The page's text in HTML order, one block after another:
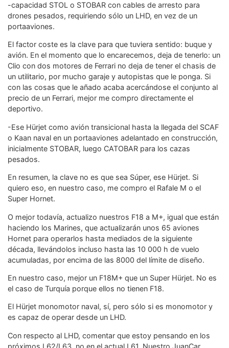
-capacidad STOL o STOBAR con cables de arresto para
drones pesados, requiriendo sólo un LHD, en vez de un
portaaviones.
El factor coste es la clave para que tuviera sentido: buque y
avión. En el momento que lo encarecemos, deja de tenerlo: un
Clio con dos motores de Ferrari no deja de tener el chasis de
un utilitario, por mucho garaje y autopistas que le ponga. Si
con las cosas que le añado acaba acercándose el conjunto al
precio de un Ferrari, mejor me compro directamente el
deportivo.
-Ese Hürjet como avión transicional hasta la llegada del SCAF
o Kaan naval en un portaaviones adelantado en construcción,
inicialmente STOBAR, luego CATOBAR para los cazas
pesados.
En resumen, la clave no es que sea Súper, ese Hürjet. Si
quiero eso, en nuestro caso, me compro el Rafale M o el
Super Hornet.
O mejor todavía, actualizo nuestros F18 a M+, igual que están
haciendo los Marines, que actualizarán unos 65 aviones
Hornet para operarlos hasta mediados de la siguiente
década, llevándolos incluso hasta las 10 000 h de vuelo
acumuladas, por encima de las 8000 del límite de diseño.
En nuestro caso, mejor un F18M+ que un Super Hürjet. No es
el caso de Turquía porque ellos no tienen F18.
El Hürjet monomotor naval, sí, pero sólo si es monomotor y
es capaz de operar desde un LHD.
Con respecto al LHD, comentar que estoy pensando en los
próximos L62/L63, no en el actual L61. Nuestro JuanCar